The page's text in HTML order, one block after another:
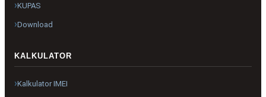
KUPAS
Download
KALKULATOR
Kalkulator IMEI